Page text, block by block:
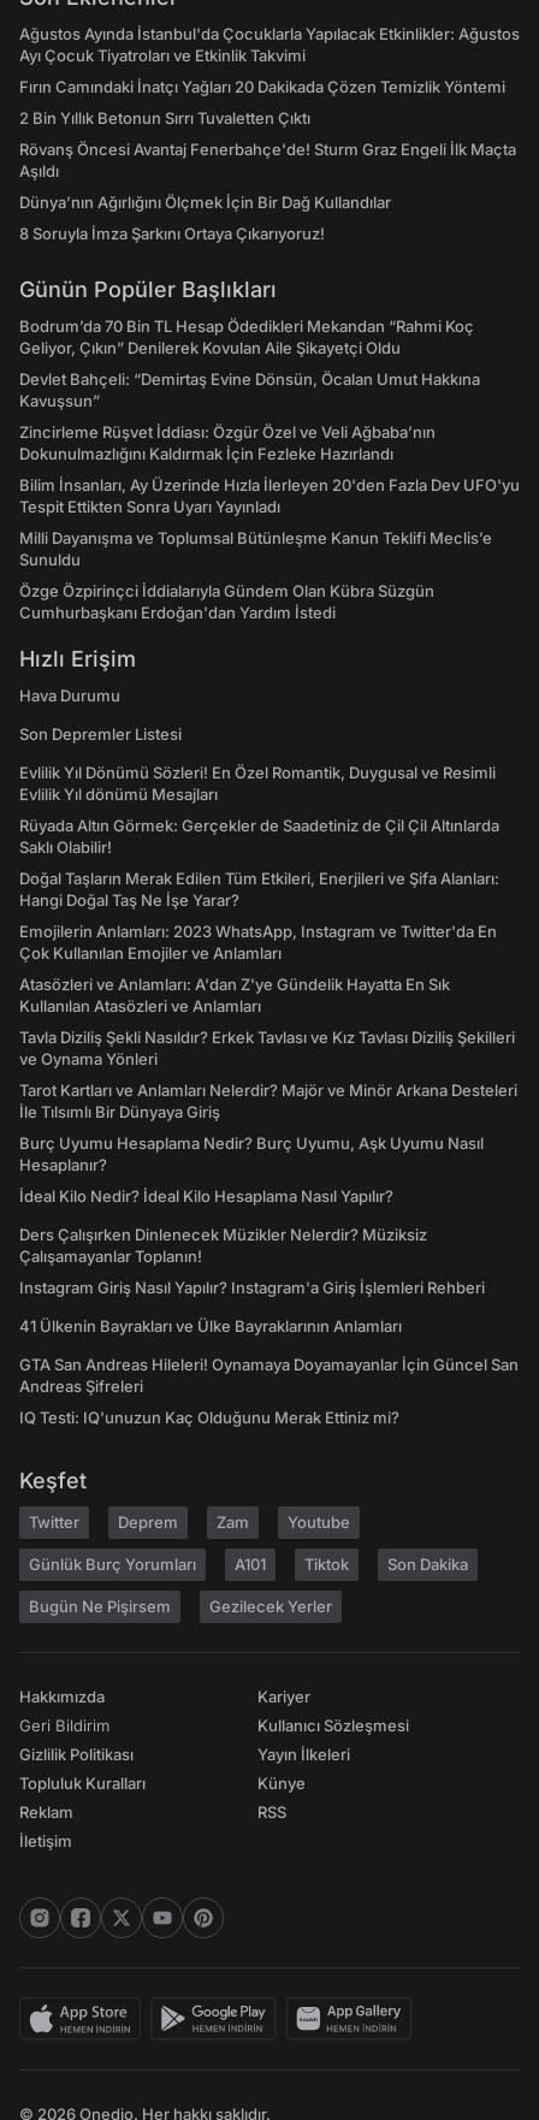
Ağustos Ayında İstanbul'da Çocuklarla Yapılacak Etkinlikler: Ağustos
Ayı Çocuk Tiyatroları ve Etkinlik Takvimi
Fırın Camındaki İnatçı Yağları 20 Dakikada Çözen Temizlik Yöntemi
2 Bin Yıllık Betonun Sırrı Tuvaletten Çıktı
Rövanş Öncesi Avantaj Fenerbahçe'de! Sturm Graz Engeli İlk Maçta
Aşıldı
Dünya’nın Ağırlığını Ölçmek İçin Bir Dağ Kullandılar
8 Soruyla İmza Şarkını Ortaya Çıkarıyoruz!
Günün Popüler Başlıkları
Bodrum’da 70 Bin TL Hesap Ödedikleri Mekandan “Rahmi Koç
Geliyor, Çıkın” Denilerek Kovulan Aile Şikayetçi Oldu
Devlet Bahçeli: “Demirtaş Evine Dönsün, Öcalan Umut Hakkına
Kavuşsun”
Zincirleme Rüşvet İddiası: Özgür Özel ve Veli Ağbaba’nın
Dokunulmazlığını Kaldırmak İçin Fezleke Hazırlandı
Bilim İnsanları, Ay Üzerinde Hızla İlerleyen 20'den Fazla Dev UFO'yu
Tespit Ettikten Sonra Uyarı Yayınladı
Milli Dayanışma ve Toplumsal Bütünleşme Kanun Teklifi Meclis’e
Sunuldu
Özge Özpirinçci İddialarıyla Gündem Olan Kübra Süzgün
Cumhurbaşkanı Erdoğan'dan Yardım İstedi
Hızlı Erişim
Hava Durumu
Son Depremler Listesi
Evlilik Yıl Dönümü Sözleri! En Özel Romantik, Duygusal ve Resimli
Evlilik Yıl dönümü Mesajları
Rüyada Altın Görmek: Gerçekler de Saadetiniz de Çil Çil Altınlarda
Saklı Olabilir!
Doğal Taşların Merak Edilen Tüm Etkileri, Enerjileri ve Şifa Alanları:
Hangi Doğal Taş Ne İşe Yarar?
Emojilerin Anlamları: 2023 WhatsApp, Instagram ve Twitter'da En
Çok Kullanılan Emojiler ve Anlamları
Atasözleri ve Anlamları: A'dan Z'ye Gündelik Hayatta En Sık
Kullanılan Atasözleri ve Anlamları
Tavla Diziliş Şekli Nasıldır? Erkek Tavlası ve Kız Tavlası Diziliş Şekilleri
ve Oynama Yönleri
Tarot Kartları ve Anlamları Nelerdir? Majör ve Minör Arkana Desteleri
İle Tılsımlı Bir Dünyaya Giriş
Burç Uyumu Hesaplama Nedir? Burç Uyumu, Aşk Uyumu Nasıl
Hesaplanır?
İdeal Kilo Nedir? İdeal Kilo Hesaplama Nasıl Yapılır?
Ders Çalışırken Dinlenecek Müzikler Nelerdir? Müziksiz
Çalışamayanlar Toplanın!
Instagram Giriş Nasıl Yapılır? Instagram'a Giriş İşlemleri Rehberi
41 Ülkenin Bayrakları ve Ülke Bayraklarının Anlamları
GTA San Andreas Hileleri! Oynamaya Doyamayanlar İçin Güncel San
Andreas Şifreleri
IQ Testi: IQ'unuzun Kaç Olduğunu Merak Ettiniz mi?
Keşfet
Twitter Deprem Zam Youtube
Günlük Burç Yorumları A101 Tiktok Son Dakika
Bugün Ne Pişirsem Gezilecek Yerler
Hakkımızda
Geri Bildirim
Gizlilik Politikası
Topluluk Kuralları
Reklam
İletişim
Kariyer
Kullanıcı Sözleşmesi
Yayın İlkeleri
Künye
RSS
© 2026 Onedio. Her hakkı saklıdır.